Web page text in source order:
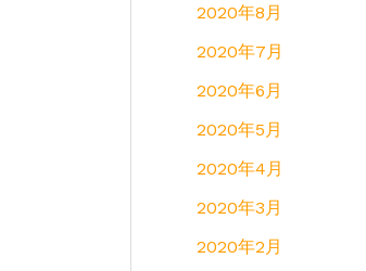
2020年8月
2020年7月
2020年6月
2020年5月
2020年4月
2020年3月
2020年2月